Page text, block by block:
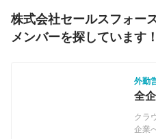
株式会社セールスフォー
メンバーを探しています！
外勤
全
堅
課
クラ
企業へ 顧客関係管理(CRM)を中